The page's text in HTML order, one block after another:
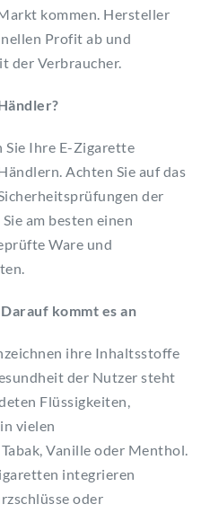
kommen. Hersteller
Profit ab und
der Verbraucher.
Sie Ihre E-Zigarette
Achten Sie auf das
der
am besten einen
Ware und
kommt es an
ihre Inhaltsstoffe
der Nutzer steht
Flüssigkeiten,
vielen
Vanille oder Menthol.
integrieren
oder